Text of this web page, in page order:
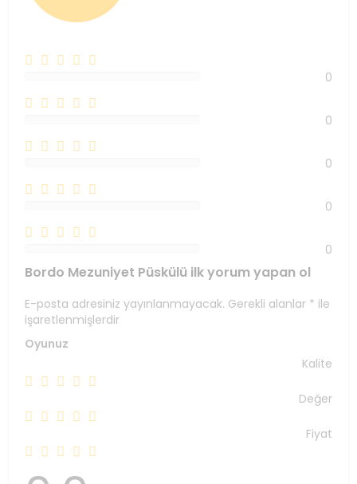
0
0
0
0
0
Bordo Mezuniyet Püskülü ilk yorum yapan ol
E-posta adresiniz yayınlanmayacak. Gerekli alanlar * ile
işaretlenmişlerdir
Oyunuz
Kalite
Değer
Fiyat